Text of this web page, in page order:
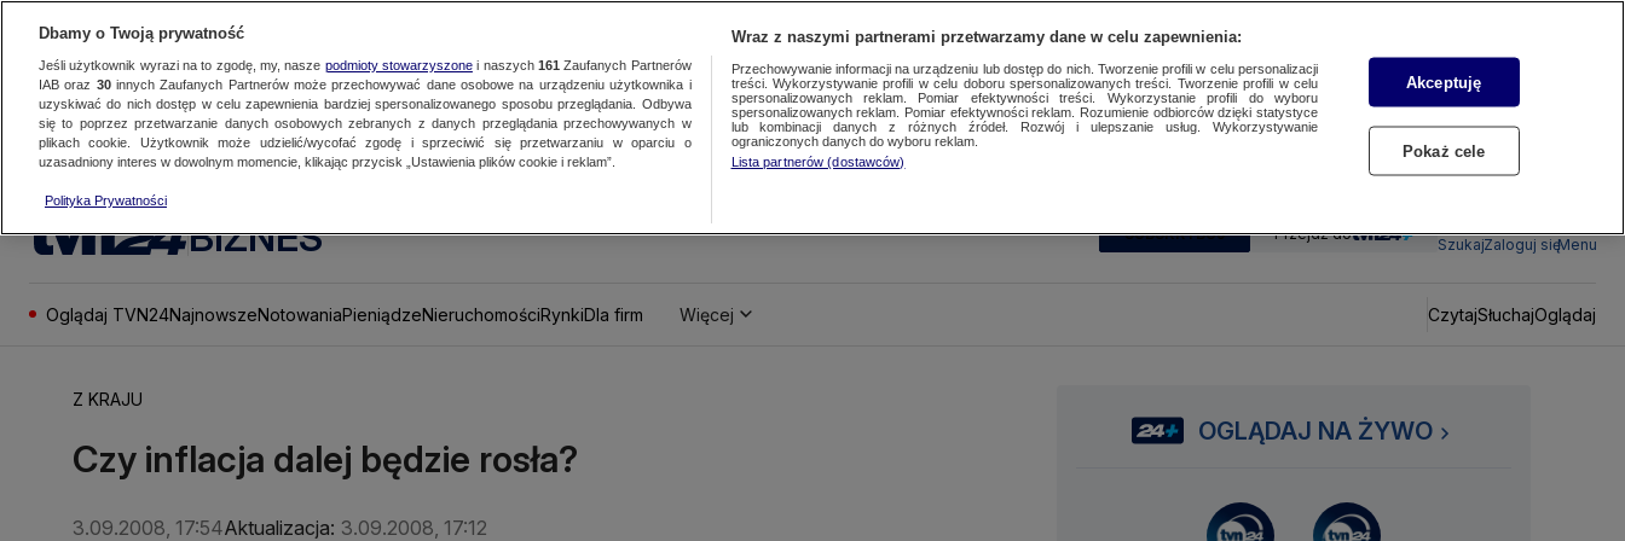
BIZNES SUBSKRYBUJ Przejdź do
SzukajZaloguj sięMenu
Oglądaj TVN24NajnowszeNotowaniaPieniądzeNieruchomościRynkiDla firm Więcej CzytajSłuchajOglądaj
Z KRAJU
Czy inflacja dalej będzie rosła?
3.09.2008, 17:54Aktualizacja: 3.09.2008, 17:12
OGLĄDAJ NA ŻYWO
Dbamy o Twoją prywatność
Jeśli użytkownik wyrazi na to zgodę, my, nasze podmioty stowarzyszonei naszych 161 Zaufanych Partnerów
IAB oraz 30innych Zaufanych Partnerów może przechowywać dane osobowe na urządzeniu użytkownika i
uzyskiwać do nich dostęp w celu zapewnienia bardziej spersonalizowanego sposobu przeglądania. Odbywa
się to poprzez przetwarzanie danych osobowych zebranych z danych przeglądania przechowywanych w
plikach cookie. Użytkownik może udzielić/wycofać zgodę i sprzeciwić się przetwarzaniu w oparciu o
uzasadniony interes w dowolnym momencie, klikając przycisk „Ustawienia plików cookie i reklam”.
Polityka Prywatności
Wraz z naszymi partnerami przetwarzamy dane w celu zapewnienia:
Przechowywanie informacji na urządzeniu lub dostęp do nich. Tworzenie profili w celu personalizacji
treści. Wykorzystywanie profili w celu doboru spersonalizowanych treści. Tworzenie profili w celu
spersonalizowanych reklam. Pomiar efektywności treści. Wykorzystanie profili do wyboru
spersonalizowanych reklam. Pomiar efektywności reklam. Rozumienie odbiorców dzięki statystyce
lub kombinacji danych z różnych źródeł. Rozwój i ulepszanie usług. Wykorzystywanie
ograniczonych danych do wyboru reklam.
Lista partnerów (dostawców)
Akceptuję
Pokaż cele